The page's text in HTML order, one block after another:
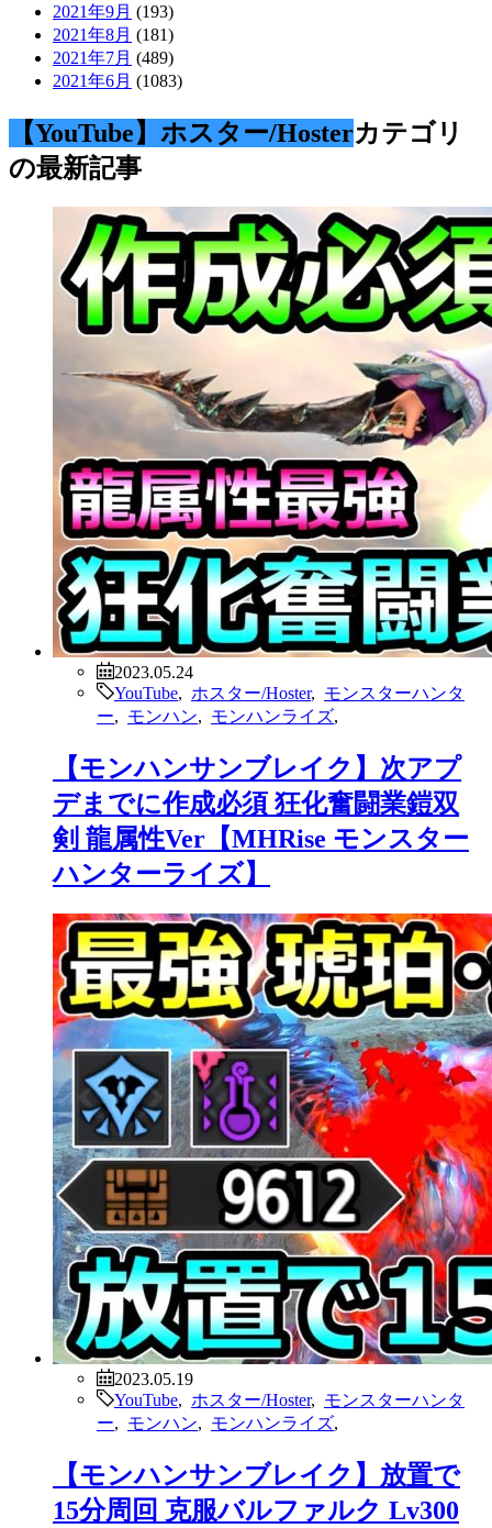
2021年9月 (193)
2021年8月 (181)
2021年7月 (489)
2021年6月 (1083)
【YouTube】ホスター/Hosterカテゴリ
の最新記事
2023.05.24
YouTube
ホスター/Hoster, モンスターハンタ
ー
モンハン モンハンライズ
【モンハンサンブレイク】次アプ
デまでに作成必須 狂化奮闘業鎧双
剣 龍属性Ver【MHRise モンスター
ハンターライズ】
2023.05.19
YouTube
ホスター/Hoster, モンスターハンタ
ー
モンハン モンハンライズ
【モンハンサンブレイク】放置で
15分周回 克服バルファルク Lv300